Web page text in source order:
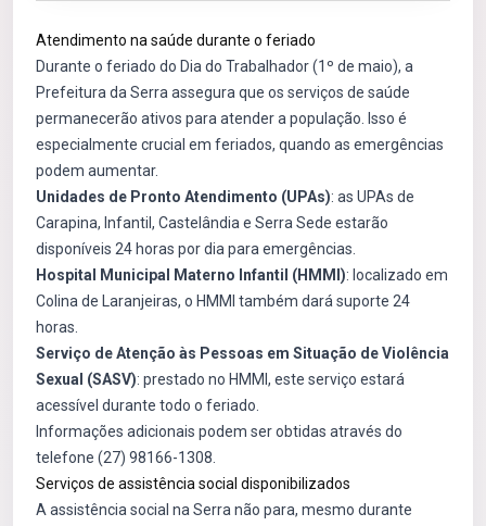
Atendimento na saúde durante o feriado
Durante o feriado do Dia do Trabalhador (1º de maio), a
Prefeitura da Serra assegura que os serviços de saúde
permanecerão ativos para atender a população. Isso é
especialmente crucial em feriados, quando as emergências
podem aumentar.
Unidades de Pronto Atendimento (UPAs): as UPAs de
Carapina, Infantil, Castelândia e Serra Sede estarão
disponíveis 24 horas por dia para emergências.
Hospital Municipal Materno Infantil (HMMI): localizado em
Colina de Laranjeiras, o HMMI também dará suporte 24
horas.
Serviço de Atenção às Pessoas em Situação de Violência
Sexual (SASV): prestado no HMMI, este serviço estará
acessível durante todo o feriado.
Informações adicionais podem ser obtidas através do
telefone (27) 98166-1308.
Serviços de assistência social disponibilizados
A assistência social na Serra não para, mesmo durante